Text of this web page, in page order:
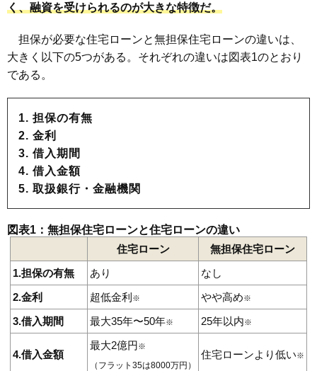
く、融資を受けられるのが大きな特徴だ。
担保が必要な住宅ローンと無担保住宅ローンの違いは、
大きく以下の5つがある。それぞれの違いは図表1のとおり
である。
1. 担保の有無
2. 金利
3. 借入期間
4. 借入金額
5. 取扱銀行・金融機関
図表1：無担保住宅ローンと住宅ローンの違い
住宅ローン
無担保住宅ローン
1.担保の有無
あり
なし
2.金利
超低金利 ※ やや高め※
3.借入期間 最大35年〜50年※ 25年以内※
4.借入金額
最大2億円※
（フラット35は8000万円）
住宅ローンより低い※